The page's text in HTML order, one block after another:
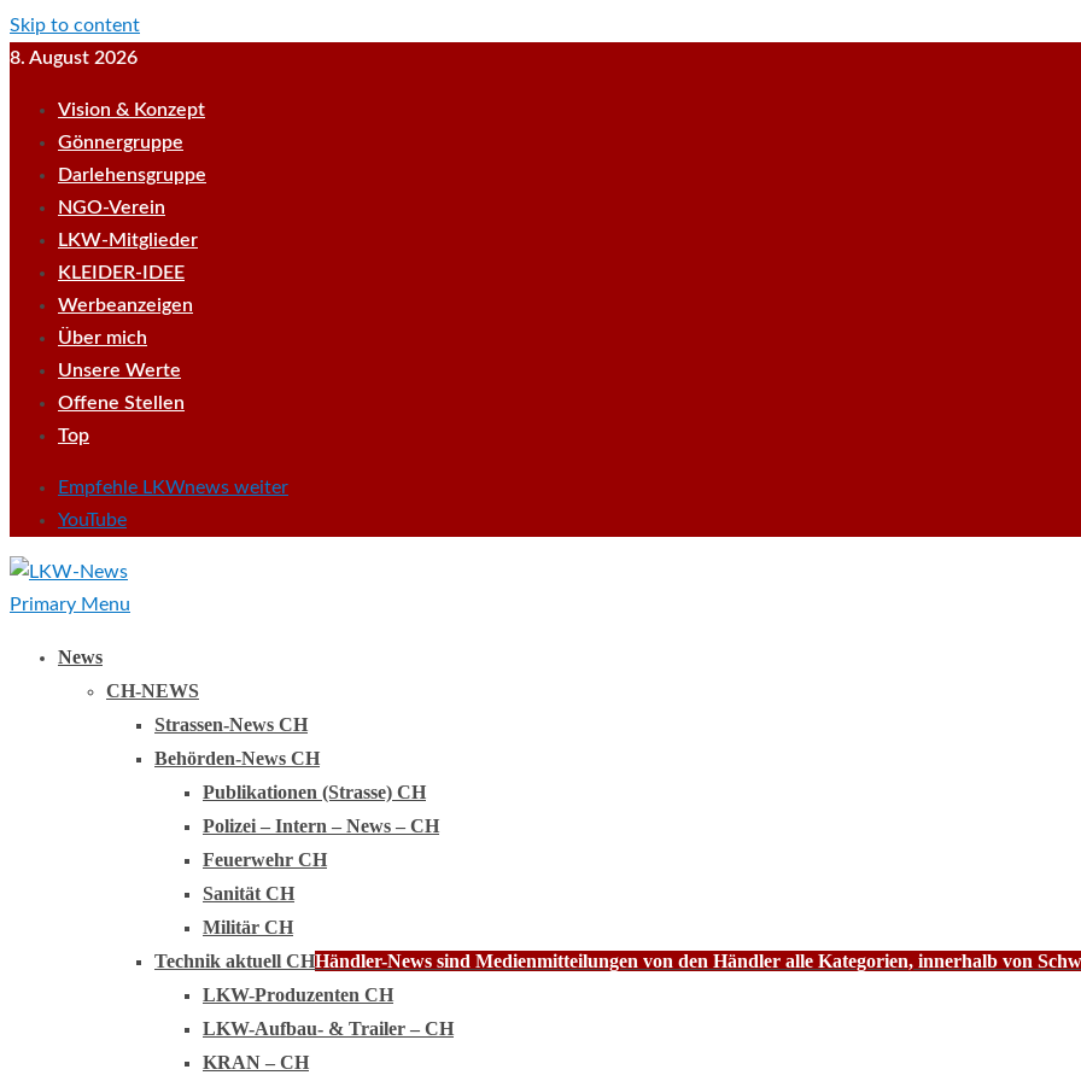
Skip to content
8. August 2026
Vision & Konzept
Gönnergruppe
Darlehensgruppe
NGO-Verein
LKW-Mitglieder
KLEIDER-IDEE
Werbeanzeigen
Über mich
Unsere Werte
Offene Stellen
Top
Empfehle LKWnews weiter
YouTube
Primary Menu
News
CH-NEWS
Strassen-News CH
Behörden-News CH
Publikationen (Strasse) CH
Polizei – Intern – News – CH
Feuerwehr CH
Sanität CH
Militär CH
Technik aktuell CHHändler-News sind Medienmitteilungen von den Händler alle Kategorien, innerhalb von
LKW-Produzenten CH
LKW-Aufbau- & Trailer – CH
KRAN – CH